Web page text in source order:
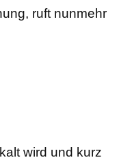
ruft nunmehr
wird und kurz